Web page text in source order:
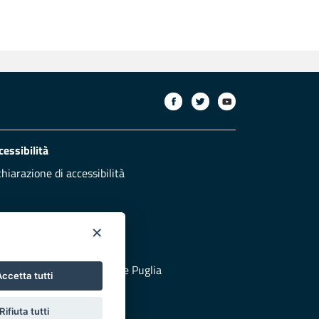
di accessibilità
al sito di Protezione Civile Puglia
×
tutti
Rifiuta tutti